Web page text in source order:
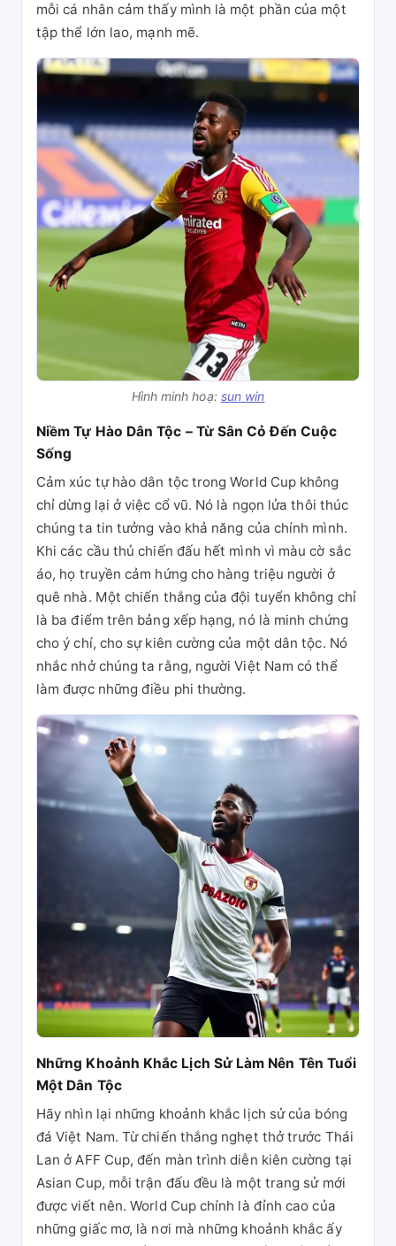
mỗi cá nhân cảm thấy mình là một phần của một
tập thể lớn lao, mạnh mẽ.
Hình minh hoạ: sun win
Niềm Tự Hào Dân Tộc – Từ Sân Cỏ Đến Cuộc
Sống
Cảm xúc tự hào dân tộc trong World Cup không
chỉ dừng lại ở việc cổ vũ. Nó là ngọn lửa thôi thúc
chúng ta tin tưởng vào khả năng của chính mình.
Khi các cầu thủ chiến đấu hết mình vì màu cờ sắc
áo, họ truyền cảm hứng cho hàng triệu người ở
quê nhà. Một chiến thắng của đội tuyển không chỉ
là ba điểm trên bảng xếp hạng, nó là minh chứng
cho ý chí, cho sự kiên cường của một dân tộc. Nó
nhắc nhở chúng ta rằng, người Việt Nam có thể
làm được những điều phi thường.
Những Khoảnh Khắc Lịch Sử Làm Nên Tên Tuổi
Một Dân Tộc
Hãy nhìn lại những khoảnh khắc lịch sử của bóng
đá Việt Nam. Từ chiến thắng nghẹt thở trước Thái
Lan ở AFF Cup, đến màn trình diễn kiên cường tại
Asian Cup, mỗi trận đấu đều là một trang sử mới
được viết nên. World Cup chính là đỉnh cao của
những giấc mơ, là nơi mà những khoảnh khắc ấy